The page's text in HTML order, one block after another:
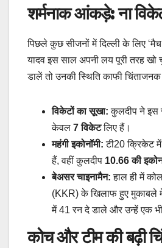
शर्मनाक आंकड़े: ना
​पिछले कुछ सीजनों में दिल्ली के लिए
यादव इस साल अपनी लय पूरी तरह
डालें तो उनकी स्थिति काफी चिंताजनक
विकेटों का सूखा: कुलदीप ने इस
केवल 7 विकेटलिए हैं।
महंगी इकोनॉमी: टी20 क्रिकेट में
हैं, वहीं कुलदीप 10.66 की
बेअसर चाइनामैन: हाल ही में
(KKR) के खिलाफ हुए मुकाबले
में 41 रन दे डाले और उन्हें एक
कोच और टीम की बढ़ी